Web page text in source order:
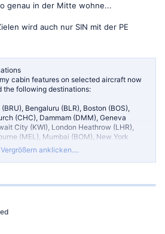
genau in der Mitte wohne...
wird auch nur SIN mit der PE
cabin features on selected aircraft now
the following destinations:
Bengaluru (BLR), Boston (BOS),
(CHC), Dammam (DMM), Geneva
City (KWI), London Heathrow (LHR),
(MEL), Mumbai (BOM), New York
(RUH), San Francisco (SFO), São
Sydney (SYD), Tokyo Narita (NRT),
(from January 2025), Newark/Athens
2025:
anklicken....